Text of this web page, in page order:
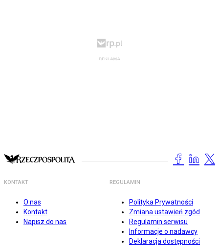
KONTAKT
O nas
Kontakt
Napisz do nas
REGULAMIN
Polityka Prywatności
Zmiana ustawień zgód
Regulamin serwisu
Informacje o nadawcy
Deklaracja dostępności